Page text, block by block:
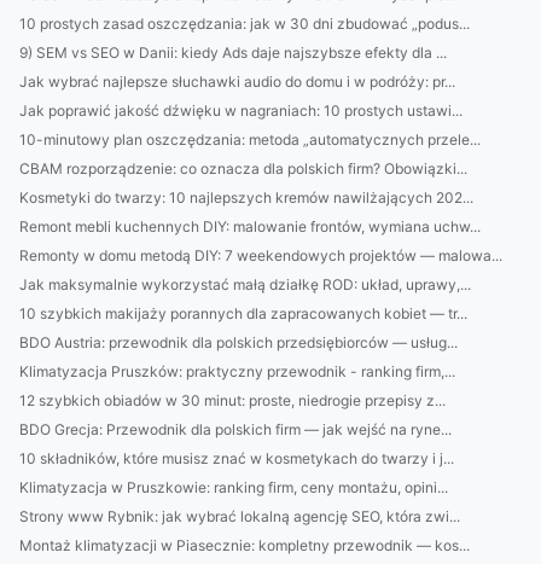
10 prostych zasad oszczędzania: jak w 30 dni zbudować „podus...
9) SEM vs SEO w Danii: kiedy Ads daje najszybsze efekty dla ...
Jak wybrać najlepsze słuchawki audio do domu i w podróży: pr...
Jak poprawić jakość dźwięku w nagraniach: 10 prostych ustawi...
10-minutowy plan oszczędzania: metoda „automatycznych przele...
CBAM rozporządzenie: co oznacza dla polskich firm? Obowiązki...
Kosmetyki do twarzy: 10 najlepszych kremów nawilżających 202...
Remont mebli kuchennych DIY: malowanie frontów, wymiana uchw...
Remonty w domu metodą DIY: 7 weekendowych projektów — malowa...
Jak maksymalnie wykorzystać małą działkę ROD: układ, uprawy,...
10 szybkich makijaży porannych dla zapracowanych kobiet — tr...
BDO Austria: przewodnik dla polskich przedsiębiorców — usług...
Klimatyzacja Pruszków: praktyczny przewodnik - ranking firm,...
12 szybkich obiadów w 30 minut: proste, niedrogie przepisy z...
BDO Grecja: Przewodnik dla polskich firm — jak wejść na ryne...
10 składników, które musisz znać w kosmetykach do twarzy i j...
Klimatyzacja w Pruszkowie: ranking firm, ceny montażu, opini...
Strony www Rybnik: jak wybrać lokalną agencję SEO, która zwi...
Montaż klimatyzacji w Piasecznie: kompletny przewodnik — kos...